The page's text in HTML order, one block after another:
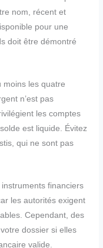
nom, récent et
pour une
doit être démontré
moins les quatre
n’est pas
les comptes
est liquide. Évitez
qui ne sont pas
financiers
les autorités exigent
Cependant, des
dossier si elles
valide.